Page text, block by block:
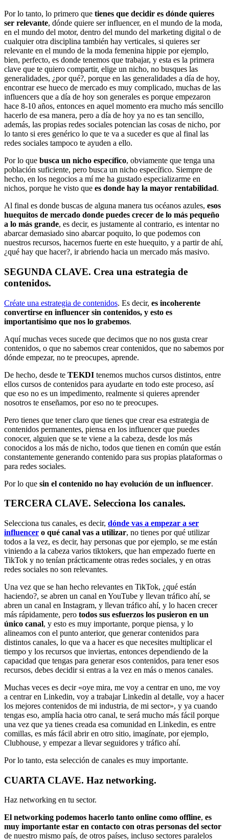
Por lo tanto, lo primero que tienes que decidir es dónde quieres
ser relevante, dónde quiere ser influencer, en el mundo de la moda,
en el mundo del motor, dentro del mundo del marketing digital o de
cualquier otra disciplina también hay verticales, si quieres ser
relevante en el mundo de la moda femenina hippie por ejemplo,
bien, perfecto, es donde tenemos que trabajar, y esta es la primera
clave que te quiero compartir, elige un nicho, no busques las
generalidades, ¿por qué?, porque en las generalidades a día de hoy,
encontrar ese hueco de mercado es muy complicado, muchas de las
influencers que a día de hoy son generales es porque empezaron
hace 8-10 años, entonces en aquel momento era mucho más sencillo
hacerlo de esa manera, pero a día de hoy ya no es tan sencillo,
además, las propias redes sociales potencian las cosas de nicho, por
lo tanto si eres genérico lo que te va a suceder es que al final las
redes sociales tampoco te ayuden a ello.
Por lo que busca un nicho específico, obviamente que tenga una
población suficiente, pero busca un nicho específico. Siempre de
hecho, en los negocios a mí me ha gustado especializarme en
nichos, porque he visto que es donde hay la mayor rentabilidad.
Al final es donde buscas de alguna manera tus océanos azules, esos
huequitos de mercado donde puedes crecer de lo más pequeño
a lo más grande, es decir, es justamente al contrario, es intentar no
abarcar demasiado sino abarcar poquito, lo que podemos con
nuestros recursos, hacernos fuerte en este huequito, y a partir de ahí,
¿qué hay que hacer?, ir abriendo hacia un mercado más masivo.
SEGUNDA CLAVE. Crea una estrategia de
contenidos.
Créate una estrategia de contenidos. Es decir, es incoherente
convertirse en influencer sin contenidos, y esto es
importantísimo que nos lo grabemos.
Aquí muchas veces sucede que decimos que no nos gusta crear
contenidos, o que no sabemos crear contenidos, que no sabemos por
dónde empezar, no te preocupes, aprende.
De hecho, desde te TEKDI tenemos muchos cursos distintos, entre
ellos cursos de contenidos para ayudarte en todo este proceso, así
que eso no es un impedimento, realmente si quieres aprender
nosotros te enseñamos, por eso no te preocupes.
Pero tienes que tener claro que tienes que crear esa estrategia de
contenidos permanentes, piensa en los influencer que puedes
conocer, alguien que se te viene a la cabeza, desde los más
conocidos a los más de nicho, todos que tienen en común que están
constantemente generando contenido para sus propias plataformas o
para redes sociales.
Por lo que sin el contenido no hay evolución de un influencer.
TERCERA CLAVE. Selecciona los canales.
Selecciona tus canales, es decir, dónde vas a empezar a ser
influencer o qué canal vas a utilizar, no tienes por qué utilizar
todos a la vez, es decir, hay personas que por ejemplo, se me están
viniendo a la cabeza varios tiktokers, que han empezado fuerte en
TikTok y no tenían prácticamente otras redes sociales, y en otras
redes sociales no son relevantes.
Una vez que se han hecho relevantes en TikTok, ¿qué están
haciendo?, se abren un canal en YouTube y llevan tráfico ahí, se
abren un canal en Instagram, y llevan tráfico ahí, y lo hacen crecer
más rápidamente, pero todos sus esfuerzos los pusieron en un
único canal, y esto es muy importante, porque piensa, y lo
alineamos con el punto anterior, que generar contenidos para
distintos canales, lo que va a hacer es que necesites multiplicar el
tiempo y los recursos que inviertas, entonces dependiendo de la
capacidad que tengas para generar esos contenidos, para tener esos
recursos, debes decidir si entras a la vez en más o menos canales.
Muchas veces es decir «oye mira, me voy a centrar en uno, me voy
a centrar en Linkedin, voy a trabajar Linkedin al detalle, voy a hacer
los mejores contenidos de mi industria, de mi sector», y ya cuando
tengas eso, amplía hacia otro canal, te será mucho más fácil porque
una vez que ya tienes creada esa comunidad en Linkedin, es entre
comillas, es más fácil abrir en otro sitio, imagínate, por ejemplo,
Clubhouse, y empezar a llevar seguidores y tráfico ahí.
Por lo tanto, esta selección de canales es muy importante.
CUARTA CLAVE. Haz networking.
Haz networking en tu sector.
El networking podemos hacerlo tanto online como offline, es
muy importante estar en contacto con otras personas del sector
de nuestro mismo país, de otros países, incluso sectores paralelos